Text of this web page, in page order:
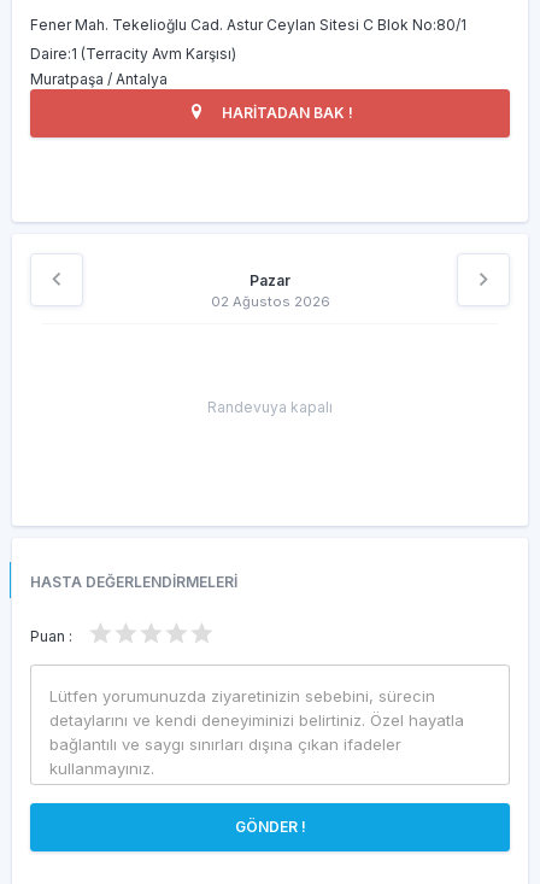
Fener Mah. Tekelioğlu Cad. Astur Ceylan Sitesi C Blok No:80/1
Daire:1 (Terracity Avm Karşısı)
Muratpaşa / Antalya
HARİTADAN BAK !
Pazar
02 Ağustos 2026
Randevuya kapalı
HASTA DEĞERLENDİRMELERİ
Puan :
GÖNDER !